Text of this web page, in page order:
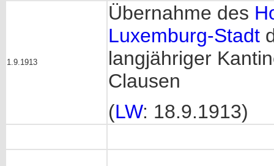
1.9.1913
Übernahme des
Luxemburg-Stadt
langjähriger
Clausen
(LW: 18.9.1913)